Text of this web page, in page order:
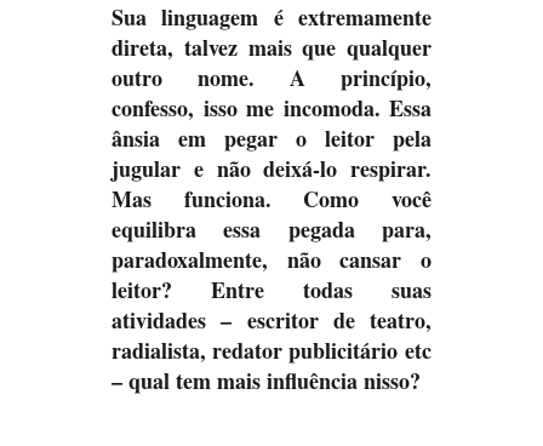
Sua linguagem é extremamente
direta, talvez mais que qualquer
outro nome. A princípio,
confesso, isso me incomoda. Essa
ânsia em pegar o leitor pela
jugular e não deixá-lo respirar.
Mas funciona. Como você
equilibra essa pegada para,
paradoxalmente, não cansar o
leitor? Entre todas suas
atividades – escritor de teatro,
radialista, redator publicitário etc
– qual tem mais influência nisso?